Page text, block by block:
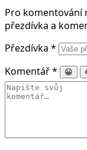
Pro komentování
přezdívka a
Přezdívka *
Komentář* 😀